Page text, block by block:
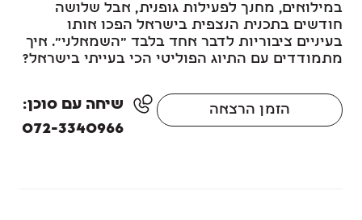
במילואים, מחנך לפעילות גופנית, אבל שלושה
חודשים בתכנית הנצפית בישראל הפכו אותו
בעיניים ציבוריות לדבר אחד בלבד "השמאלני". איך
מתמודדים עם התיוג הפוליטי הכי בעייתי בישראל?
הזמן הרצאה
שיחה עם סוכן:
072-3340966